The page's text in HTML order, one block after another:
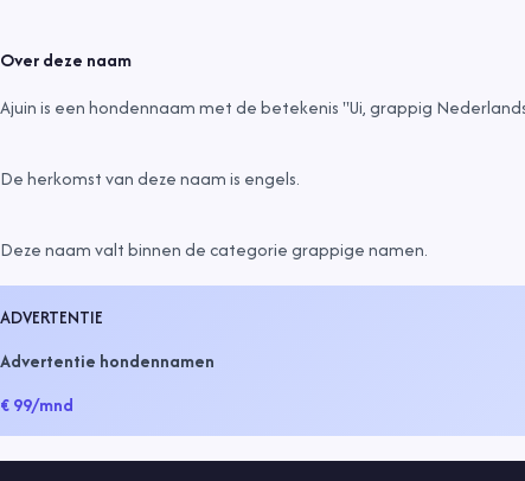
Over deze naam
Ajuin is een hondennaam met de betekenis "Ui, grappig
De herkomst van deze naam is engels.
Deze naam valt binnen de categoriegrappige namen.
ADVERTENTIE
Advertentie hondennamen
€ 99/mnd